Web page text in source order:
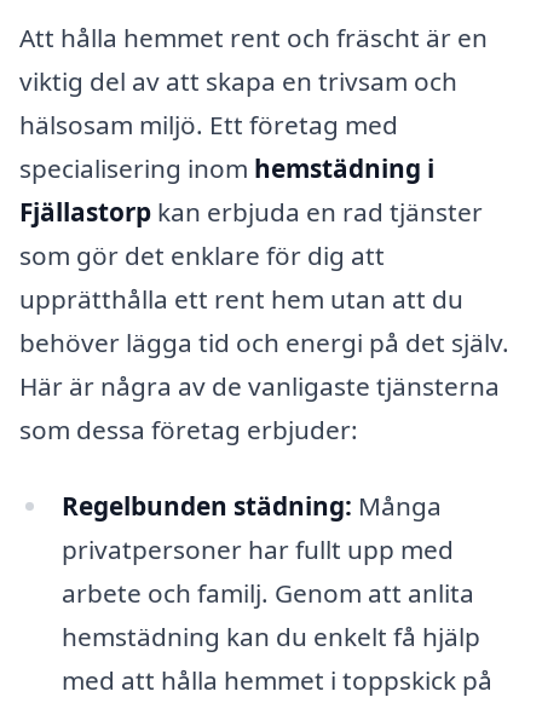
Att hålla hemmet rent och fräscht är en
viktig del av att skapa en trivsam och
hälsosam miljö. Ett företag med
specialisering inom hemstädning i
Fjällastorp kan erbjuda en rad tjänster
som gör det enklare för dig att
upprätthålla ett rent hem utan att du
behöver lägga tid och energi på det själv.
Här är några av de vanligaste tjänsterna
som dessa företag erbjuder:
Regelbunden städning: Många
privatpersoner har fullt upp med
arbete och familj. Genom att anlita
hemstädning kan du enkelt få hjälp
med att hålla hemmet i toppskick på